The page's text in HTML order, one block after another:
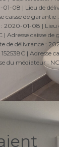
08 | Lieu de
caisse de
01-08 | Lieu
| Adresse caisse
délivrance :
|
médiateur : NC